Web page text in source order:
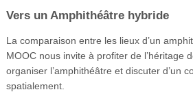
Vers un Amphithéâtre hybride
La comparaison entre les lieux d’un
MOOC nous invite à profiter de l’héritage
organiser l’amphithéâtre et discuter d’un
spatialement.